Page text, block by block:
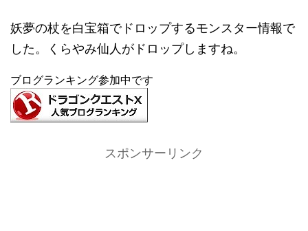
妖夢の杖を白宝箱でドロップするモンスター情報で
した。くらやみ仙人がドロップしますね。
ブログランキング参加中です
スポンサーリンク